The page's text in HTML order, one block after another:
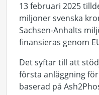
13 februari 2025
miljoner svenska
Sachsen-Anhalts
finansieras genom
Det syftar till att
första anläggning
baserad på